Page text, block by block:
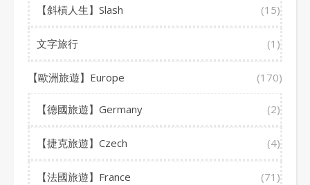
【斜槓人生】Slash (15)
文字旅行 (1)
【歐洲旅遊】Europe (170)
【德國旅遊】Germany (2)
【捷克旅遊】Czech (4)
【法國旅遊】France (71)